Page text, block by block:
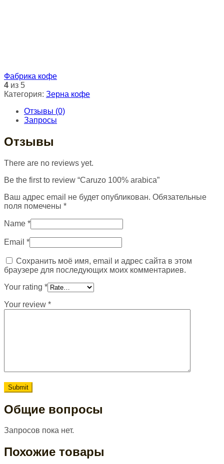
Фабрика кофе
4 из 5
Категория: Зерна кофе
Отзывы (0)
Запросы
Отзывы
There are no reviews yet.
Be the first to review “Caruzo 100% arabica”
Ваш адрес email не будет опубликован. Обязательные
поля помечены *
Name *
Email *
Сохранить моё имя, email и адрес сайта в этом
браузере для последующих моих комментариев.
Your rating *
Your review *
Общие вопросы
Запросов пока нет.
Похожие товары